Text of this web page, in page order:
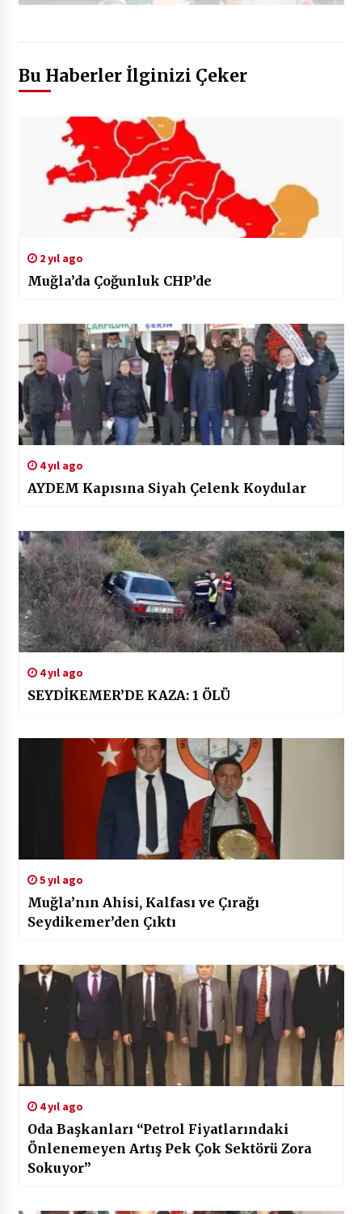
Bu Haberler İlginizi Çeker
2 yıl ago
Muğla’da Çoğunluk CHP’de
4 yıl ago
AYDEM Kapısına Siyah Çelenk Koydular
4 yıl ago
SEYDİKEMER’DE KAZA: 1 ÖLÜ
5 yıl ago
Muğla’nın Ahisi, Kalfası ve Çırağı
Seydikemer’den Çıktı
4 yıl ago
Oda Başkanları “Petrol Fiyatlarındaki
Önlenemeyen Artış Pek Çok Sektörü Zora
Sokuyor”